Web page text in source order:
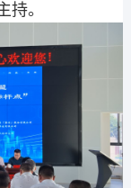
持。